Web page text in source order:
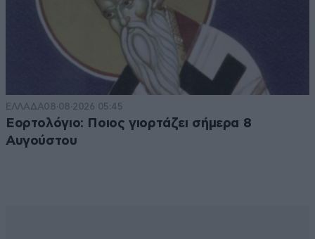
ΕΛΛΑΔΑ08·08·2026 05:45
Εορτολόγιο: Ποιος γιορτάζει σήμερα 8
Αυγούστου